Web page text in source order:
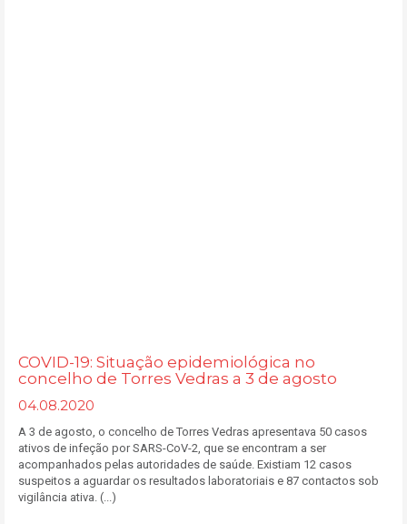
COVID-19: Situação epidemiológica no
concelho de Torres Vedras a 3 de agosto
04.08.2020
A 3 de agosto, o concelho de Torres Vedras apresentava 50 casos
ativos de infeção por SARS-CoV-2, que se encontram a ser
acompanhados pelas autoridades de saúde. Existiam 12 casos
suspeitos a aguardar os resultados laboratoriais e 87 contactos sob
vigilância ativa. (...)